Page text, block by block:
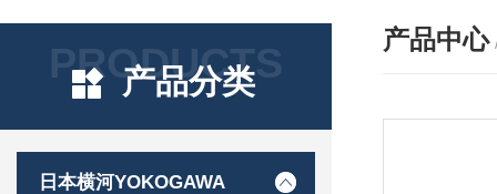
PRODUCTS
产品分类
日本横河YOKOGAWA
产品中心